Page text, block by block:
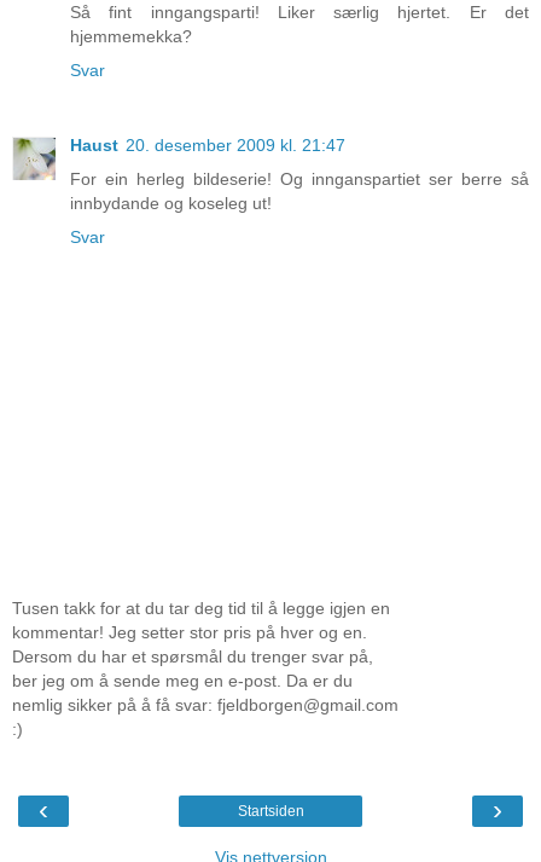
Så fint inngangsparti! Liker særlig hjertet. Er det
hjemmemekka?
Svar
Haust 20. desember 2009 kl. 21:47
For ein herleg bildeserie! Og innganspartiet ser berre så
innbydande og koseleg ut!
Svar
Tusen takk for at du tar deg tid til å legge igjen en
kommentar! Jeg setter stor pris på hver og en.
Dersom du har et spørsmål du trenger svar på,
ber jeg om å sende meg en e-post. Da er du
nemlig sikker på å få svar: fjeldborgen@gmail.com
:)
‹ ›
Startsiden
Vis nettversjon